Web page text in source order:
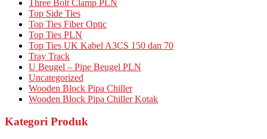
Three Bolt Clamp PLN
Top Side Ties
Top Ties Fiber Optic
Top Ties PLN
Top Ties UK Kabel A3CS 150 dan 70
Tray Track
U Beugel – Pipe Beugel PLN
Uncategorized
Wooden Block Pipa Chiller
Wooden Block Pipa Chiller Kotak
Kategori Produk